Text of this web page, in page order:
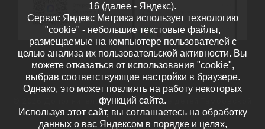
Дополнительное образование детей Тамбовской
области– Все права защищены
16 (далее - Яндекс).
Сервис Яндекс Метрика использует технологию
"cookie" - небольшие текстовые файлы,
размещаемые на компьютере пользователей с
целью анализа их пользовательской активности. Вы
можете отказаться от использования "cookie",
выбрав соответствующие настройки в браузере.
Однако, это может повлиять на работу некоторых
функций сайта.
Используя этот сайт, вы соглашаетесь на обработку
данных о вас Яндексом в порядке и целях,